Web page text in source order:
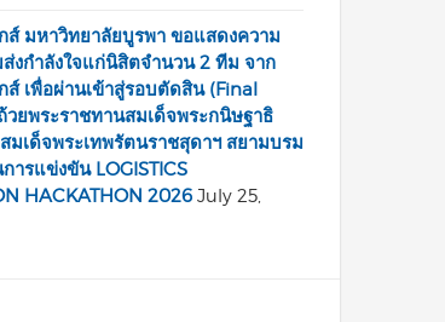
มหาวิทยาลัยบูรพา ขอแสดงความ
งกำลังใจแก่นิสิตจำนวน 2 ทีม จาก
เพื่อผ่านเข้าสู่รอบตัดสิน (Final
วยพระราชทานสมเด็จพระกนิษฐาธิ
มเด็จพระเทพรัตนราชสุดาฯ สยามบรม
ารแข่งขัน LOGISTICS
HACKATHON 2026 July 25,